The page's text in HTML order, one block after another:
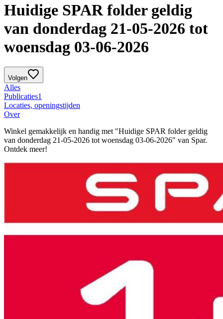
Huidige SPAR folder geldig
van donderdag 21-05-2026 tot
woensdag 03-06-2026
Volgen
Alles
Publicaties1
Locaties, openingstijden
Over
Winkel gemakkelijk en handig met "Huidige SPAR folder geldig
van donderdag 21-05-2026 tot woensdag 03-06-2026" van Spar.
Ontdek meer!